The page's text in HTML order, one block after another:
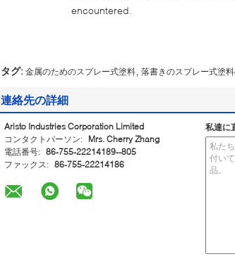
encountered.
タグ: 金属のためのスプレー式塗料 落書きのスプレー式塗
連絡先の詳細
Aristo Industries Corporation Limited
コンタクトパーソン:
Mrs. Cherry Zhang
電話番号: 86-755-22214189--805
ファックス: 86-755-22214186
私達に